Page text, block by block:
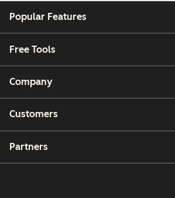
Popular Features
Free Tools
Company
Customers
Partners